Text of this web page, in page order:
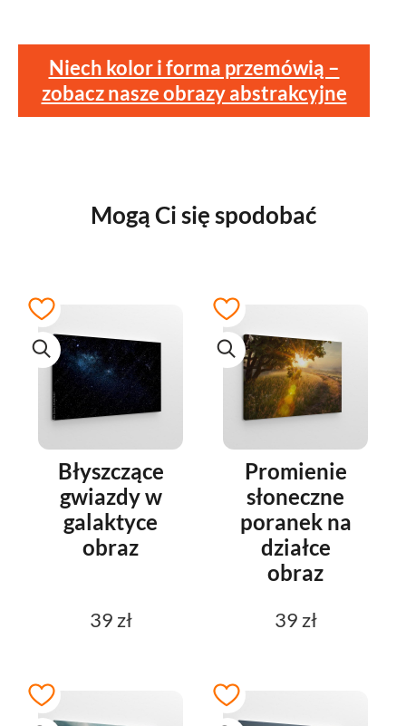
Niech kolor i forma przemówią –
zobacz nasze obrazy abstrakcyjne
Mogą Ci się spodobać
Błyszczące
gwiazdy w
galaktyce
obraz
39 zł
Promienie
słoneczne
poranek na
działce
obraz
39 zł